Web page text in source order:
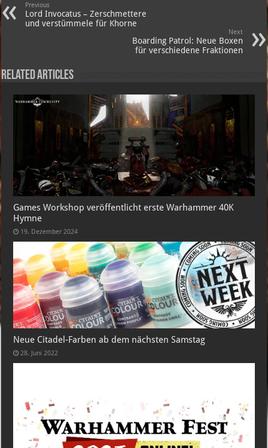
Previous
Lord Invocatus – Zerschmettere
und verstümmele für Khorne
Next
Boarding Patrol: Neue Boxen
für verschiedene Fraktionen
Related Articles
Games Workshop veröffentlicht erste Warhammer 40K
Hymne
19. Dezember 2024
Neue Citadel-Farben ab dem nächsten Samstag
28. Juni 2022